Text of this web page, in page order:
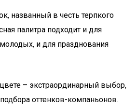
названный в честь терпкого
палитра подходит и для
и для празднования
– экстраординарный выбор,
оттенков-компаньонов.